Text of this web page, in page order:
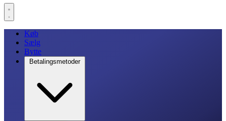
Køb
Sælg
Bytte
Betalingsmetoder